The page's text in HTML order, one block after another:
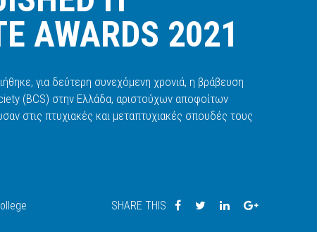
AWARDS 2021
για δεύτερη συνεχόμενη χρονιά, η βράβευση
(BCS) στην Ελλάδα, αριστούχων αποφοίτων
στις πτυχιακές και μεταπτυχιακές σπουδές τους
SHARE THIS